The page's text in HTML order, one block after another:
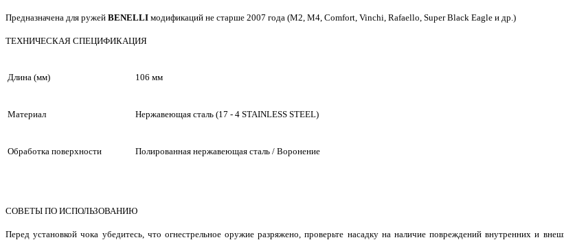
Предназначена для ружей BENELLI модификаций не старше 2007 года (М2, М4, Comfort, Vinchi, Rafaello, Super Black Eagle и др.)
ТЕХНИЧЕСКАЯ СПЕЦИФИКАЦИЯ
Длина (мм) 106 мм
Материал Нержавеющая сталь (17 - 4 STAINLESS STEEL)
Обработка поверхности Полированная нержавеющая сталь / Воронение
СОВЕТЫ ПО ИСПОЛЬЗОВАНИЮ
Перед установкой чока убедитесь, что огнестрельное оружие разряжено, проверьте насадку на наличие повреждений внутренних и